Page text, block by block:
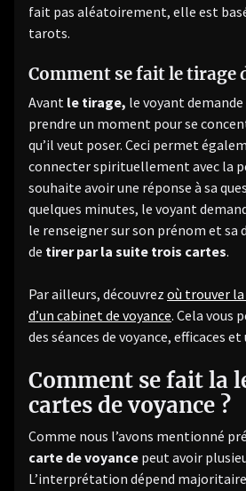
fait pas aléatoirement, elle est
tarots.
Comment se fait le tirage
Avant le tirage, le voyant
prendre un moment pour se
qu’il veut poser. Ceci permet
connecter spirituellement avec la
souhaite avoir une réponse à sa
quelques minutes, le voyant
le renseigner sur son prénom et sa
de tirer par la suite trois cartes.
Par ailleurs, découvrez où trouver
d’un cabinet de voyance. Cela vous
des séances de voyance, efficaces
Comment se fait la
cartes de voyance ?
Comme nous l’avons mentionné
carte de voyance peut avoir
L’interprétation dépend